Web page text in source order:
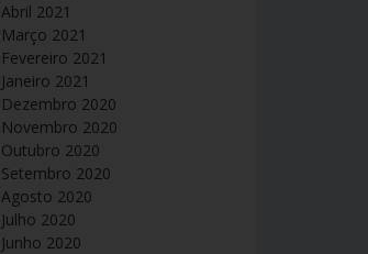
Abril 2021
Março 2021
Fevereiro 2021
Janeiro 2021
Dezembro 2020
Novembro 2020
Outubro 2020
Setembro 2020
Agosto 2020
Julho 2020
Junho 2020